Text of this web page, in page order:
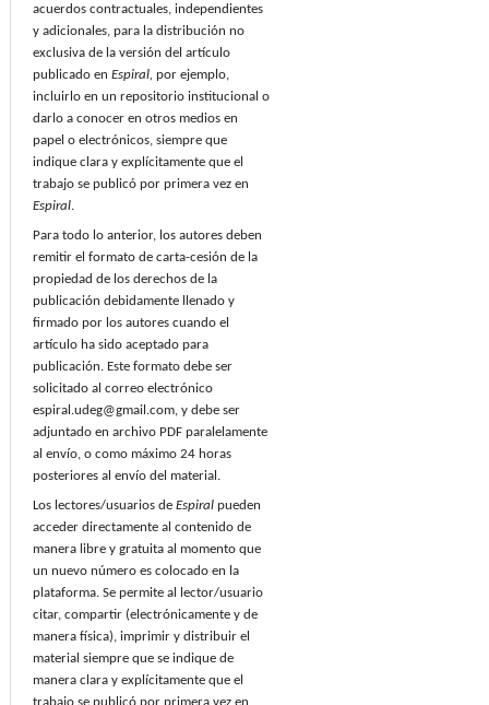
acuerdos contractuales, independientes
y adicionales, para la distribución no
exclusiva de la versión del artículo
publicado en Espiral, por ejemplo,
incluirlo en un repositorio institucional o
darlo a conocer en otros medios en
papel o electrónicos, siempre que
indique clara y explícitamente que el
trabajo se publicó por primera vez en
Espiral.
Para todo lo anterior, los autores deben
remitir el formato de carta-cesión de la
propiedad de los derechos de la
publicación debidamente llenado y
firmado por los autores cuando el
artículo ha sido aceptado para
publicación. Este formato debe ser
solicitado al correo electrónico
espiral.udeg@gmail.com, y debe ser
adjuntado en archivo PDF paralelamente
al envío, o como máximo 24 horas
posteriores al envío del material.
Los lectores/usuarios de Espiral pueden
acceder directamente al contenido de
manera libre y gratuita al momento que
un nuevo número es colocado en la
plataforma. Se permite al lector/usuario
citar, compartir (electrónicamente y de
manera física), imprimir y distribuir el
material siempre que se indique de
manera clara y explícitamente que el
trabajo se publicó por primera vez en